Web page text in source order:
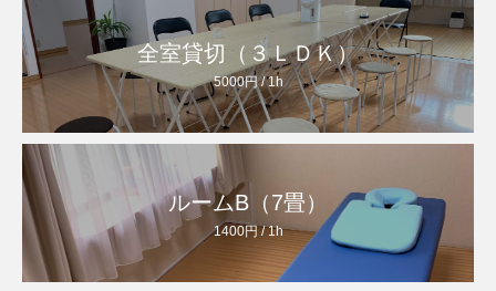
全室貸切（３ＬＤＫ）
5000円 / 1h
ルームB（7畳）
1400円 / 1h